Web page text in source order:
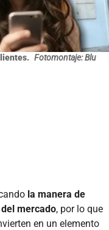
Fotomontaje: Blu
la manera de
mercado, por lo que
en un elemento